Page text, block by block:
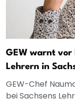
GEW warnt vor
Lehrern in
GEW-Chef
bei Sachsens